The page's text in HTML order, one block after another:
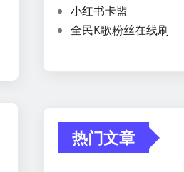
小红书卡盟
全民K歌粉丝在线刷
热门文章